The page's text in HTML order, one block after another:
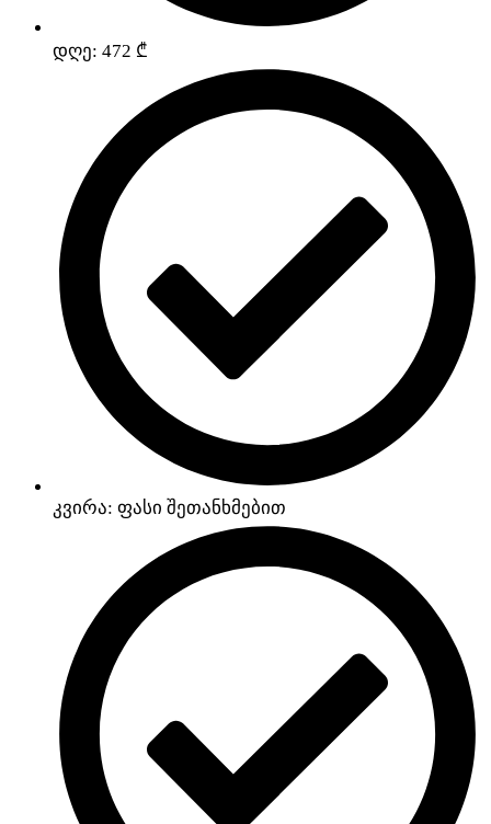
დღე: 472 ₾
კვირა: ფასი შეთანხმებით